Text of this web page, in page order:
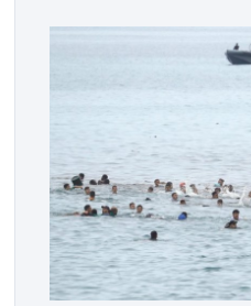
أو التكفل بها.
المعنية حضرت إلى
وتسجيلها وإخضاعها […]